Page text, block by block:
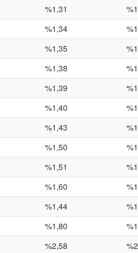
%1,31
%1,34
%1,35
%1,38
%1,39
%1,40
%1,43
%1,50
%1,51
%1,60
%1,44
%1,80
%2,58